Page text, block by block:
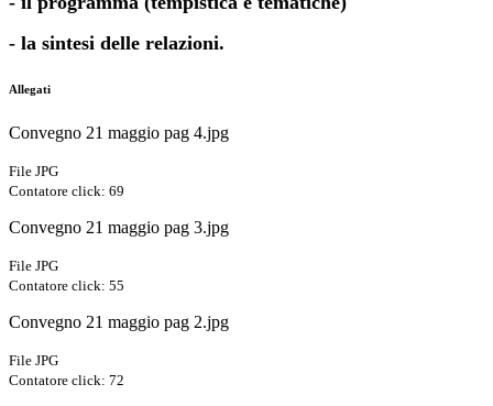
- la sintesi delle relazioni.
Allegati
Convegno 21 maggio pag 4.jpg
File JPG
Contatore click: 69
Convegno 21 maggio pag 3.jpg
File JPG
Contatore click: 55
Convegno 21 maggio pag 2.jpg
File JPG
Contatore click: 72